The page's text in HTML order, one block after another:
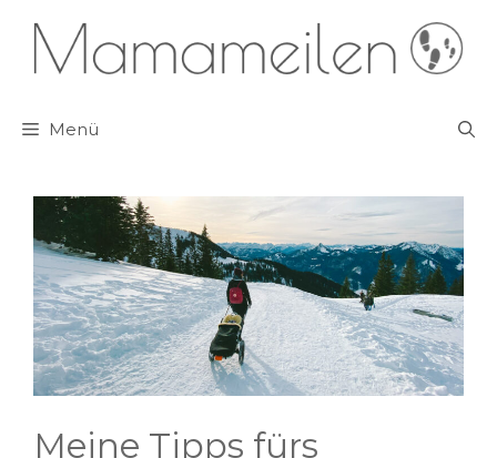
Inhalt
springen
Menü
Meine Tipps fürs